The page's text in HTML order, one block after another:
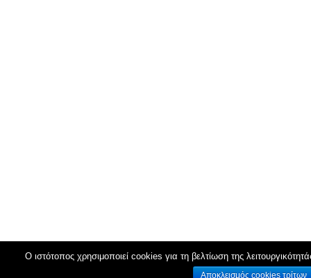
Ο ιστότοπος χρησιμοποιεί cookies για τη βελτίωση της
Αποκλεισμός cookies τρίτων